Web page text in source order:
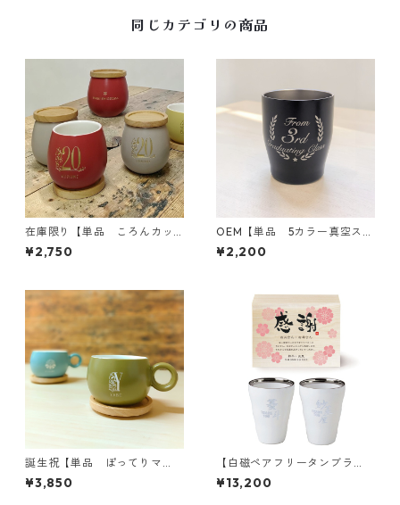
同じカテゴリの商品
在庫限り【単品 ころんカッ
プ】誕生祝｜全6色｜木のコー
スター付き｜名入れ｜プレゼ
¥2,750
OEM【単品 5カラー真空ステ
ンレスカラータンブラー350
10個〜】卒業記念｜メッセー
¥2,200
誕生祝【単品 ぽってりマ
グ】6色｜木のコースター付き
｜名入れ｜プレゼント
¥3,850
【白磁ペアフリータンブラ
ー】メッセージ木箱｜両親プ
レゼント
¥13,200